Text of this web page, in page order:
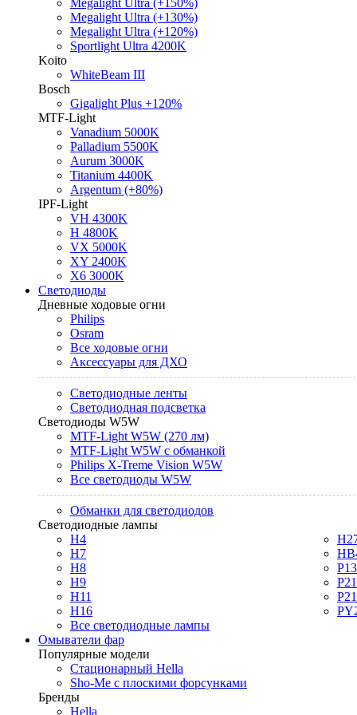
Megalight Ultra (+150%)
Megalight Ultra (+130%)
Megalight Ultra (+120%)
Sportlight Ultra 4200K
Koito
WhiteBeam III
Bosch
Gigalight Plus +120%
MTF-Light
Vanadium 5000K
Palladium 5500K
Aurum 3000K
Titanium 4400K
Argentum (+80%)
IPF-Light
VH 4300K
H 4800K
VX 5000K
XY 2400K
X6 3000K
Светодиоды
Дневные ходовые огни
Philips
Osram
Все ходовые огни
Аксессуары для ДХО
Светодиодные ленты
Светодиодная подсветка
Светодиоды W5W
MTF-Light W5W (270 лм)
MTF-Light W5W с обманкой
Philips X-Treme Vision W5W
Все светодиоды W5W
Обманки для светодиодов
Светодиодные лампы
H4
H7
H8
H9
H11
H16
Все светодиодные лампы
Омыватели фар
Популярные модели
Стационарный Hella
Sho-Me с плоскими форсунками
Бренды
Hella